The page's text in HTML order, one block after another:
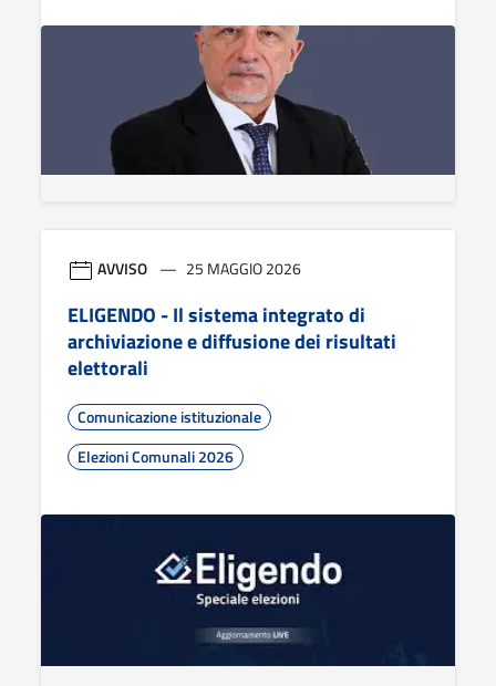
AVVISO 25 MAGGIO 2026
ELIGENDO - Il sistema integrato di
archiviazione e diffusione dei risultati
elettorali
Comunicazione istituzionale
Elezioni Comunali 2026